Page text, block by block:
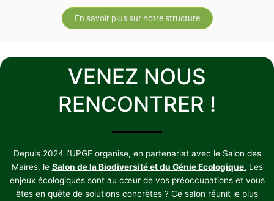
En savoir plus sur notre structure
VENEZ NOUS
RENCONTRER !
Depuis 2024 l’UPGE organise, en partenariat avec le Salon des
Maires, le Salon de la Biodiversité et du Génie Ecologique. Les
enjeux écologiques sont au cœur de vos préoccupations et vous
êtes en quête de solutions concrètes ? Ce salon réunit le plus